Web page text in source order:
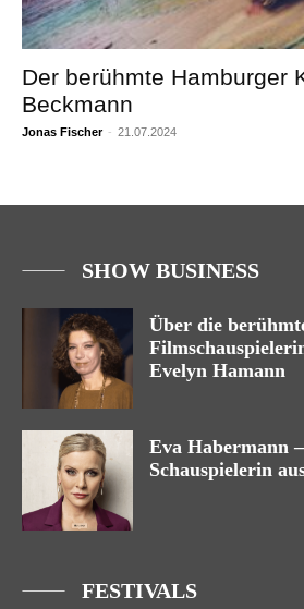
Der berühmte Hamburger
Beckmann
Jonas Fischer - 21.07.2024
SHOW BUSINESS
Über die
Evelyn Hamann
Eva Habermann
Schauspielerin
FESTIVALS